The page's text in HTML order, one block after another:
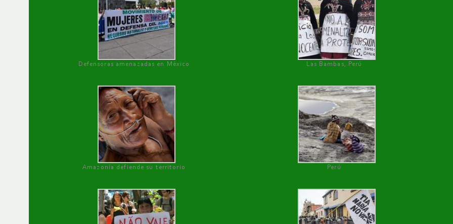
Defensoras amenazadas en México Las Bambas, Perú
Amazonía defiende su territorio Perú